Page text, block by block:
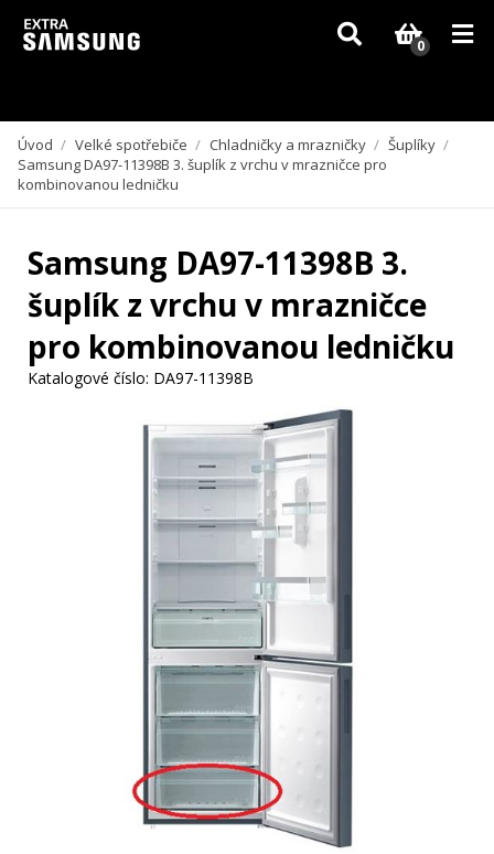
Vzhledem k aktuální situaci se může dodání dílů, které nejsou skladem,
zpozdit. Děkujeme za pochopení.
0
Úvod / Velké spotřebiče / Chladničky a mrazničky / Šuplíky /
Samsung DA97-11398B 3. šuplík z vrchu v mrazničce pro
kombinovanou ledničku
Samsung DA97-11398B 3.
šuplík z vrchu v mrazničce
pro kombinovanou ledničku
Katalogové číslo: DA97-11398B